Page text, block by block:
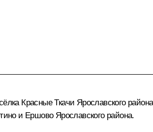
Красные Ткачи Ярославского
и Ершово Ярославского района.